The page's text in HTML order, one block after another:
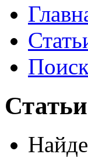
Поиск
Статьи